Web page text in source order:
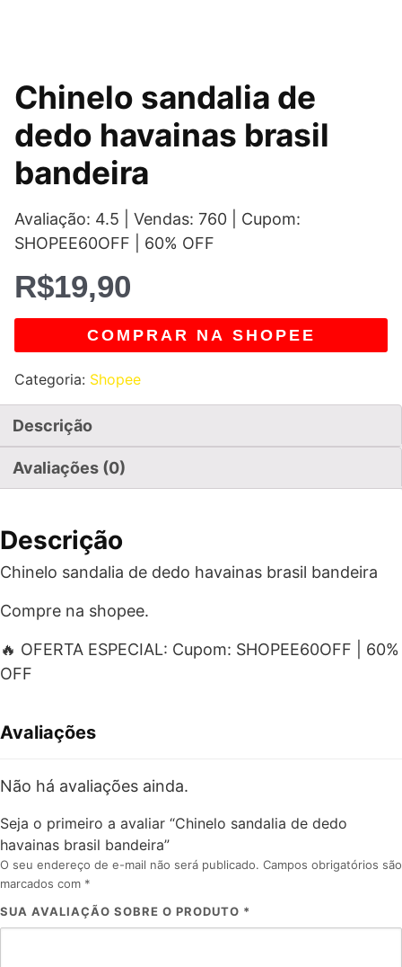
Chinelo sandalia de
dedo havainas brasil
bandeira
Avaliação: 4.5 | Vendas: 760 | Cupom:
SHOPEE60OFF | 60% OFF
R$19,90
COMPRAR NA SHOPEE
Categoria: Shopee
Descrição
Avaliações (0)
Descrição
Chinelo sandalia de dedo havainas brasil bandeira
Compre na shopee.
🔥 OFERTA ESPECIAL: Cupom: SHOPEE60OFF | 60%
OFF
Avaliações
Não há avaliações ainda.
Seja o primeiro a avaliar “Chinelo sandalia de dedo
havainas brasil bandeira”
O seu endereço de e-mail não será publicado. Campos obrigatórios são
marcados com *
SUA AVALIAÇÃO SOBRE O PRODUTO *